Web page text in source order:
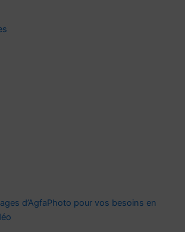
d’AgfaPhoto pour vos besoins en